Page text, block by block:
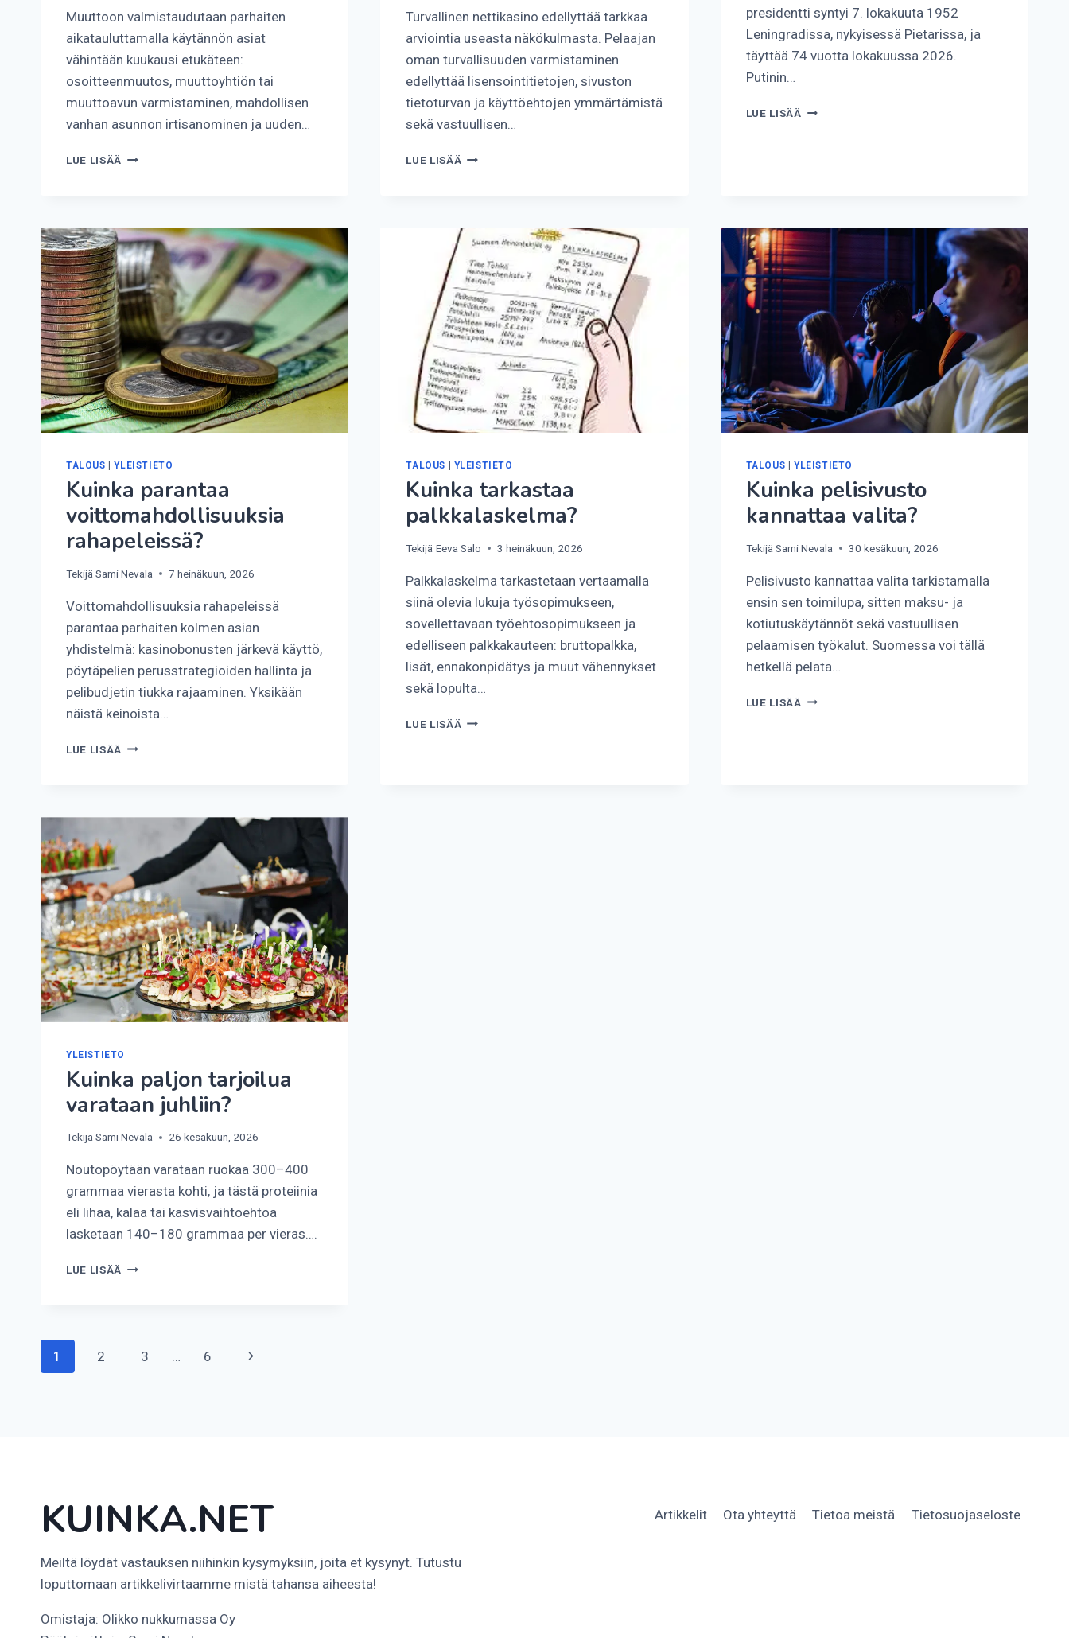
Muuttoon valmistaudutaan parhaiten
aikatauluttamalla käytännön asiat
vähintään kuukausi etukäteen:
osoitteenmuutos, muuttoyhtiön tai
muuttoavun varmistaminen, mahdollisen
vanhan asunnon irtisanominen ja uuden…
LUE LISÄÄ KUINKA
Turvallinen nettikasino edellyttää tarkkaa
arviointia useasta näkökulmasta. Pelaajan
oman turvallisuuden varmistaminen
edellyttää lisensointitietojen, sivuston
tietoturvan ja käyttöehtojen ymmärtämistä
sekä vastuullisen…
LUE LISÄÄ VAIHEET
presidentti syntyi 7. lokakuuta 1952
Leningradissa, nykyisessä Pietarissa, ja
täyttää 74 vuotta lokakuussa 2026.
Putinin…
LUE LISÄÄ KUINKA
TALOUS |YLEISTIETO
Kuinka parantaa
voittomahdollisuuksia
rahapeleissä?
Tekijä Sami Nevala 7 heinäkuun, 2026
Voittomahdollisuuksia rahapeleissä
parantaa parhaiten kolmen asian
yhdistelmä: kasinobonusten järkevä käyttö,
pöytäpelien perusstrategioiden hallinta ja
pelibudjetin tiukka rajaaminen. Yksikään
näistä keinoista…
LUE LISÄÄ KUINKA
TALOUS YLEISTIETO
Kuinka tarkastaa
palkkalaskelma?
Tekijä Eeva Salo 3 heinäkuun, 2026
Palkkalaskelma tarkastetaan vertaamalla
siinä olevia lukuja työsopimukseen,
sovellettavaan työehtosopimukseen ja
edelliseen palkkakauteen: bruttopalkka,
lisät, ennakonpidätys ja muut vähennykset
sekä lopulta…
LUE LISÄÄ KUINKA
TALOUS |YLEISTIETO
Kuinka pelisivusto
kannattaa valita?
Tekijä Sami Nevala 30 kesäkuun, 2026
Pelisivusto kannattaa valita tarkistamalla
ensin sen toimilupa, sitten maksu- ja
kotiutuskäytännöt sekä vastuullisen
pelaamisen työkalut. Suomessa voi tällä
hetkellä pelata…
LUE LISÄÄ KUINKA
YLEISTIETO
Kuinka paljon tarjoilua
varataan juhliin?
TekijäSami Nevala 26 kesäkuun, 2026
Noutopöytään varataan ruokaa 300–400
grammaa vierasta kohti, ja tästä proteiinia
eli lihaa, kalaa tai kasvisvaihtoehtoa
lasketaan 140–180 grammaa per vieras….
LUE LISÄÄ KUINKA
Sivunavigointi
1 2 3 … 6
Seuraava
KUINKA.NET
Meiltä löydät vastauksen niihinkin kysymyksiin, joita et kysynyt. Tutustu
loputtomaan artikkelivirtaamme mistä tahansa aiheesta!
Omistaja: Olikko nukkumassa Oy
Artikkelit Ota yhteyttä Tietoa meistä Tietosuojaseloste